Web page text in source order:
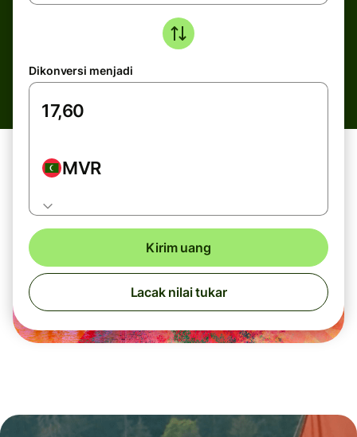
Dikonversi menjadi
MVR
Kirim uang
Lacak nilai tukar